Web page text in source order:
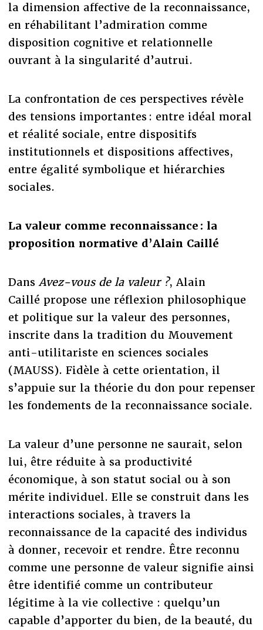
la dimension affective de la reconnaissance,
en réhabilitant l’admiration comme
disposition cognitive et relationnelle
ouvrant à la singularité d’autrui.
La confrontation de ces perspectives révèle
des tensions importantes : entre idéal moral
et réalité sociale, entre dispositifs
institutionnels et dispositions affectives,
entre égalité symbolique et hiérarchies
sociales.
La valeur comme reconnaissance : la
proposition normative d’Alain Caillé
DansAvez-vous de la valeur ?, Alain
Caillé propose une réflexion philosophique
et politique sur la valeur des personnes,
inscrite dans la tradition du Mouvement
anti-utilitariste en sciences sociales
(MAUSS). Fidèle à cette orientation, il
s’appuie sur la théorie du don pour repenser
les fondements de la reconnaissance sociale.
La valeur d’une personne ne saurait, selon
lui, être réduite à sa productivité
économique, à son statut social ou à son
mérite individuel. Elle se construit dans les
interactions sociales, à travers la
reconnaissance de la capacité des individus
à donner, recevoir et rendre. Être reconnu
comme une personne de valeur signifie ainsi
être identifié comme un contributeur
légitime à la vie collective : quelqu’un
capable d’apporter du bien, de la beauté, du